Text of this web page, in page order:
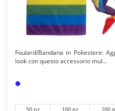
Foulard/Bandana in Poliestere:
look con questo accessorio mul...
50 pz 100 pz 200